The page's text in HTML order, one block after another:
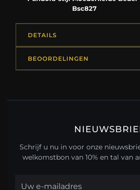
Bsc827
DETAILS
BEOORDELINGEN
Schrijf u nu in voor onze
welkomstbon van 10% en tal van